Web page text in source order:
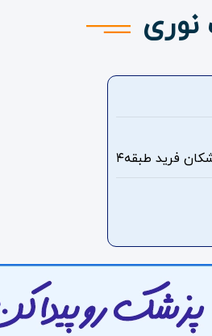
نوری
فرید طبقه۴